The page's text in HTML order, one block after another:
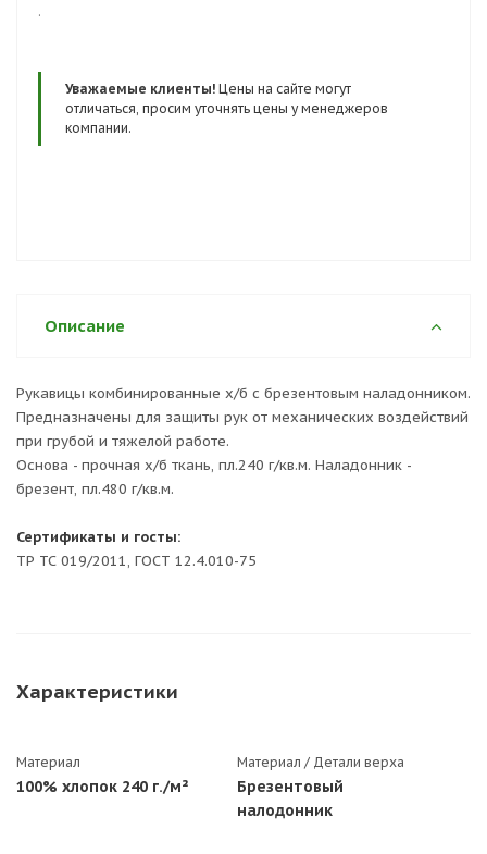
.
Уважаемые клиенты! Цены на сайте могут
отличаться, просим уточнять цены у менеджеров
компании.
Описание
Рукавицы комбинированные х/б с брезентовым наладонником.
Предназначены для защиты рук от механических воздействий
при грубой и тяжелой работе.
Основа - прочная х/б ткань, пл.240 г/кв.м. Наладонник -
брезент, пл.480 г/кв.м.
Сертификаты и госты:
ТР ТС 019/2011, ГОСТ 12.4.010-75
Характеристики
Материал
100% хлопок 240 г./м²
Материал / Детали верха
Брезентовый
налодонник